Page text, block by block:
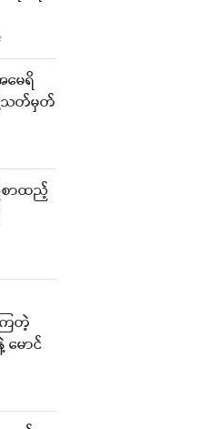
ေရိ
သတ်မှတ်
ာထည့်
ြတဲ့
မောင်